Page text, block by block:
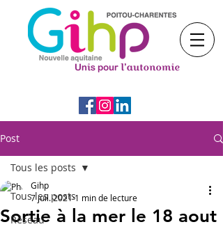
Post
Tous les posts
Réseau
Tous les posts
Sortie à la mer le 18 aout
Gihp
7 juil. 20211 min de lecture